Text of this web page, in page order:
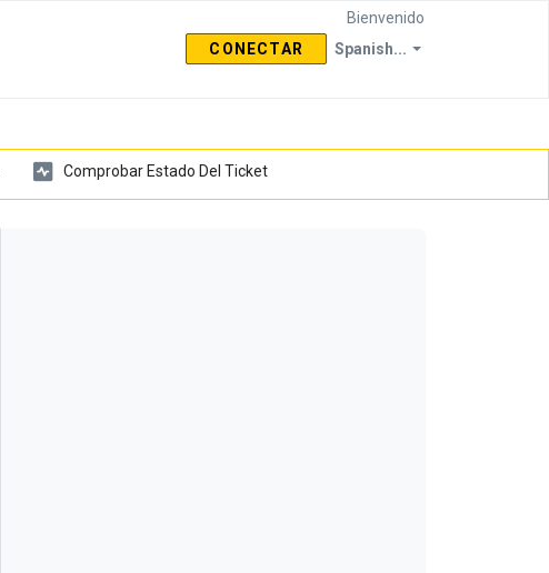
Spanish...
Bienvenido
CONECTAR
Comprobar Estado Del Ticket